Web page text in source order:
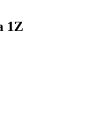
1Z